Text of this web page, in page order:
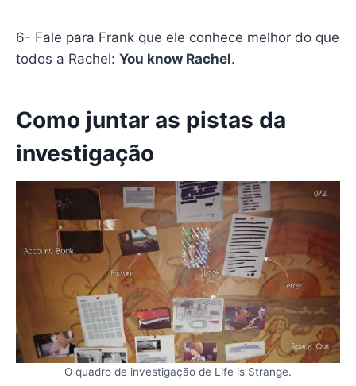
6- Fale para Frank que ele conhece melhor do que
todos a Rachel: You know Rachel.
Como juntar as pistas da
investigação
O quadro de investigação de Life is Strange.